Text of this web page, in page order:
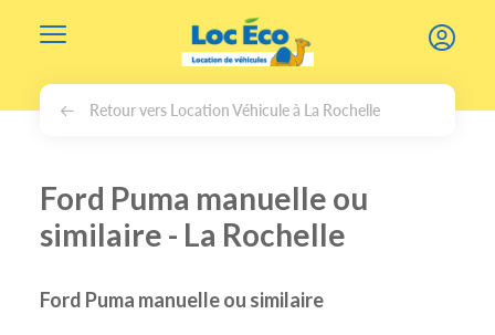
Retour vers Location Véhicule à La Rochelle
Ford Puma manuelle ou
similaire - La Rochelle
Ford Puma manuelle ou similaire